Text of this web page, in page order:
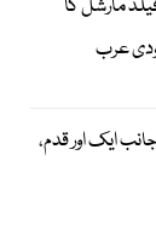
مارشل کا
عرب
ایک اور قدم،